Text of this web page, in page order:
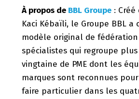
À propos de BBL Groupe: Créé
Kaci Kébaïli, le Groupe BBL a
modèle original de
spécialistes qui regroupe plus
vingtaine de PME dont les
marques sont reconnues
faire particulier dans les